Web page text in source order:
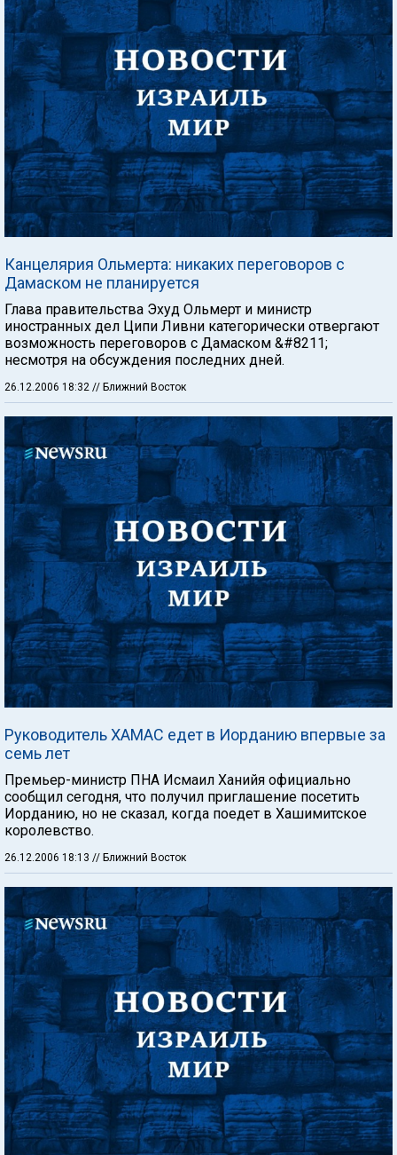
Канцелярия Ольмерта: никаких переговоров с
Дамаском не планируется
Глава правительства Эхуд Ольмерт и министр
иностранных дел Ципи Ливни категорически отвергают
возможность переговоров с Дамаском &#8211;
несмотря на обсуждения последних дней.
26.12.2006 18:32 // Ближний Восток
Руководитель ХАМАС едет в Иорданию впервые за
семь лет
Премьер-министр ПНА Исмаил Ханийя официально
сообщил сегодня, что получил приглашение посетить
Иорданию, но не сказал, когда поедет в Хашимитское
королевство.
26.12.2006 18:13 // Ближний Восток